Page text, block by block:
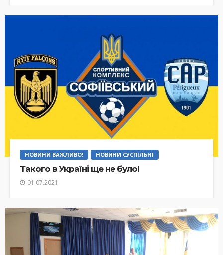
НОВИНИ ВАЖЛИВО! НОВИНИ СУСПІЛЬНІ
Такого в Україні ще не було!
01.07.2021